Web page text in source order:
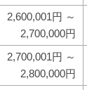
2,600,001円 ～
2,700,000円
2,700,001円 ～
2,800,000円